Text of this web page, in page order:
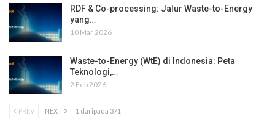
RDF & Co-processing: Jalur Waste-to-Energy
yang…
10 Mar 2026
Waste-to-Energy (WtE) di Indonesia: Peta
Teknologi,…
2 Feb 2026
PREV NEXT 1 daripada 371